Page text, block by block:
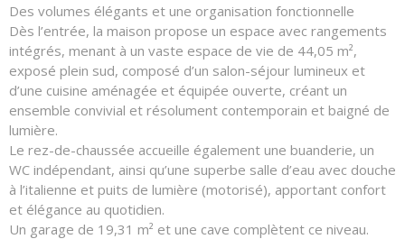
Des volumes élégants et une organisation fonctionnelle
Dès l’entrée, la maison propose un espace avec rangements
intégrés, menant à un vaste espace de vie de 44,05 m²,
exposé plein sud, composé d’un salon-séjour lumineux et
d’une cuisine aménagée et équipée ouverte, créant un
ensemble convivial et résolument contemporain et baigné de
lumière.
Le rez-de-chaussée accueille également une buanderie, un
WC indépendant, ainsi qu’une superbe salle d’eau avec douche
à l’italienne et puits de lumière (motorisé), apportant confort
et élégance au quotidien.
Un garage de 19,31 m² et une cave complètent ce niveau.